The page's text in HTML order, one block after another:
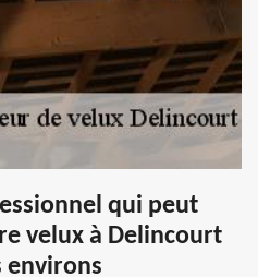
qui peut
velux à Delincourt
environs